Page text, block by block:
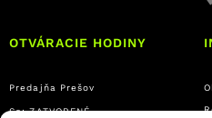
OTVÁRACIE HODINY
Predajňa Prešov
So: ZATVORENÉ